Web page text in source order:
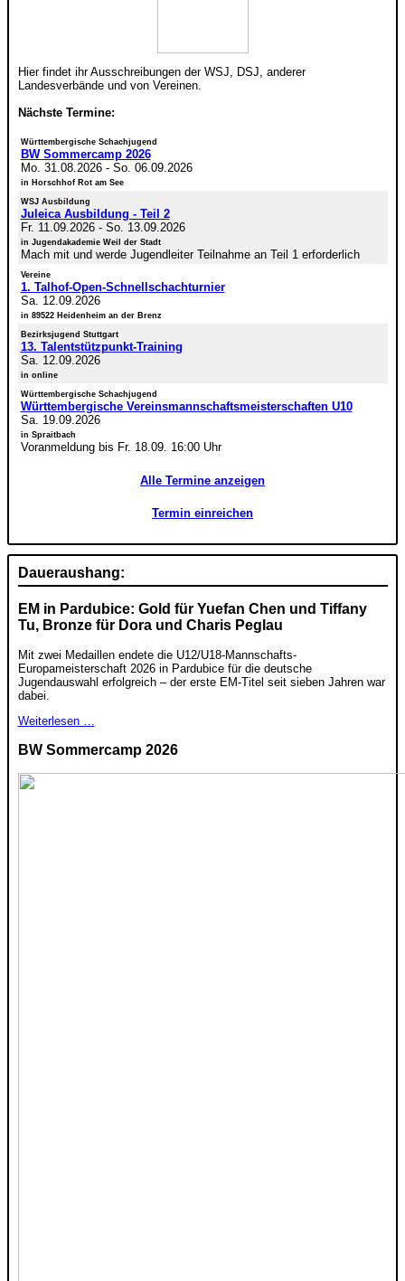
Hier findet ihr Ausschreibungen der WSJ, DSJ, anderer
Landesverbände und von Vereinen.
Nächste Termine:
Württembergische Schachjugend
BW Sommercamp 2026
Mo. 31.08.2026- So. 06.09.2026
in Horschhof Rot am See
WSJ Ausbildung
Juleica Ausbildung - Teil 2
Fr. 11.09.2026- So. 13.09.2026
in Jugendakademie Weil der Stadt
Mach mit und werde Jugendleiter Teilnahme an Teil 1 erforderlich
Vereine
1. Talhof-Open-Schnellschachturnier
Sa. 12.09.2026
in 89522 Heidenheim an der Brenz
Bezirksjugend Stuttgart
13. Talentstützpunkt-Training
Sa. 12.09.2026
in online
Württembergische Schachjugend
Württembergische Vereinsmannschaftsmeisterschaften U10
Sa. 19.09.2026
in Spraitbach
Voranmeldung bis Fr. 18.09. 16:00 Uhr
Alle Termine anzeigen
Termin einreichen
Daueraushang:
EM in Pardubice: Gold für Yuefan Chen und Tiffany
Tu, Bronze für Dora und Charis Peglau
Mit zwei Medaillen endete die U12/U18-Mannschafts-
Europameisterschaft 2026 in Pardubice für die deutsche
Jugendauswahl erfolgreich – der erste EM-Titel seit sieben Jahren war
dabei.
Weiterlesen …
BW Sommercamp 2026